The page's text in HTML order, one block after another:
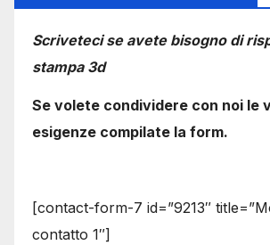
Scriveteci se avete bisogno di
stampa 3d
Se volete condividere con noi le
esigenze compilate la form.
[contact-form-7 id=”9213″
contatto 1″]